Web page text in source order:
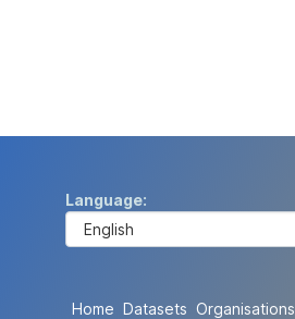
Language
Home Datasets Organisations